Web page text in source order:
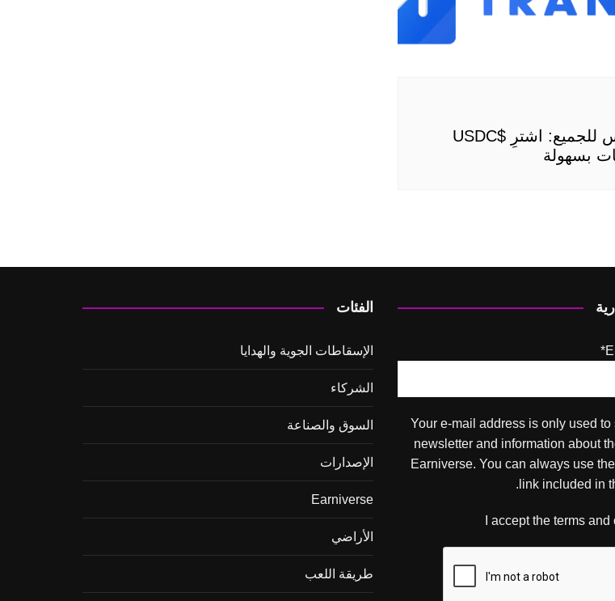
إيرنيفيرس للجميع: اشترِ $USDC
بسهولة
Your e-mail address is only used to
newsletter and information about
Earniverse. You can always use
link included in
terms and
الفئات
الإسقاطات الجوية والهدايا
الشركاء
السوق والصناعة
الإصدارات
Earniverse
الأراضي
طريقة اللعب